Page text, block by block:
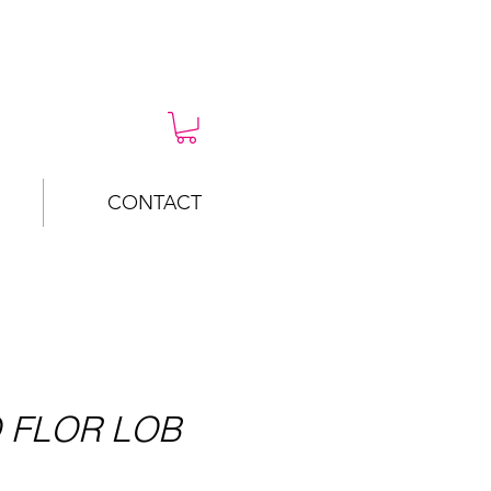
CONTACT
FLOR LOB